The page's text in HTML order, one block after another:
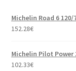
Michelin Road 6 120/
152.28€
Michelin Pilot Power
102.33€